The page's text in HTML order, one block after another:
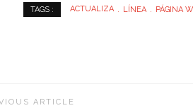
TAGS : ACTUALIZA LÍNEA PÁGINA
ARTICLE